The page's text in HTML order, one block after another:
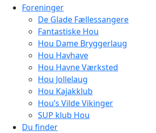
Foreninger
De Glade Fællessangere
Fantastiske Hou
Hou Dame Bryggerlaug
Hou Havhave
Hou Havne Værksted
Hou Jollelaug
Hou Kajakklub
Hou’s Vilde Vikinger
SUP klub Hou
Du finder